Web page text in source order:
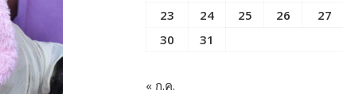
23
24 25 26 27
30
31
« ก.ค.